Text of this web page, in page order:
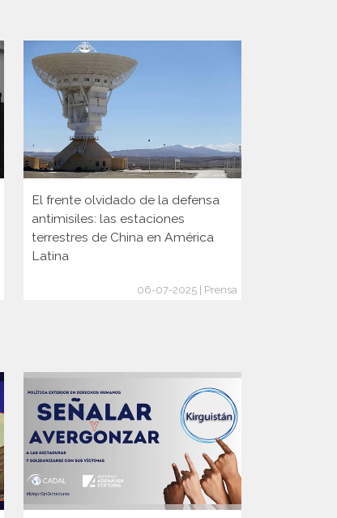
El frente olvidado de la defensa
antimisiles: las estaciones
terrestres de China en América
Latina
06-07-2025 | Prensa